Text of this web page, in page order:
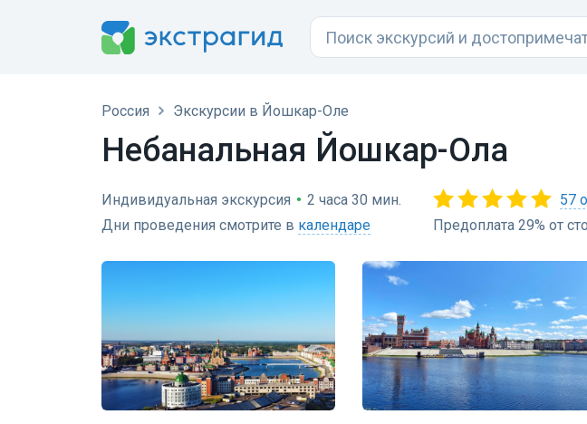
Россия Экскурсии в Йошкар-Оле
Небанальная Йошкар-Ола
Индивидуальная экскурсия • 2 часа 30 мин.
Дни проведения смотрите в календаре
57
Предоплата 29% от